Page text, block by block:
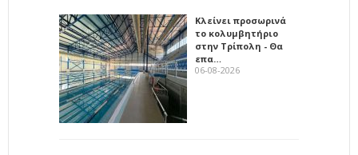
Κλείνει προσωρινά
το κολυμβητήριο
στην Τρίπολη - Θα
επα…
06-08-2026